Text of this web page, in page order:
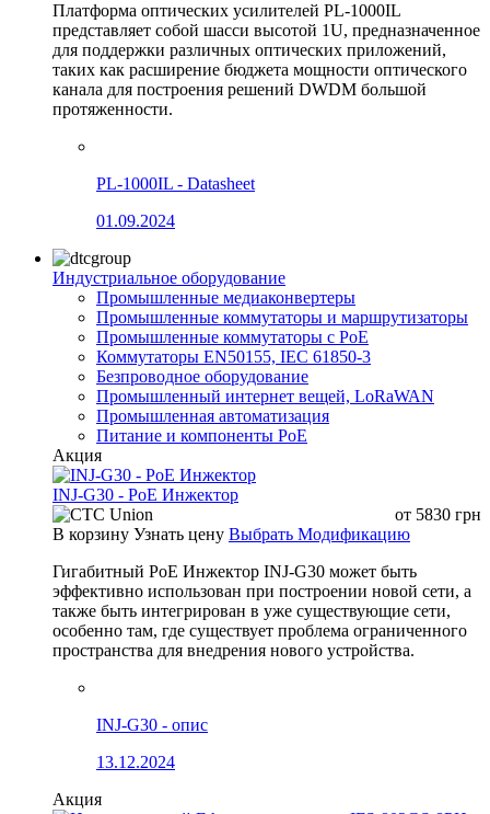
Платформа оптических усилителей PL-1000IL
представляет собой шасси высотой 1U, предназначенное
для поддержки различных оптических приложений,
таких как расширение бюджета мощности оптического
канала для построения решений DWDM большой
протяженности.
PL-1000IL - Datasheet
01.09.2024
Индустриальное оборудование
Промышленные медиаконвертеры
Промышленные коммутаторы и маршрутизаторы
Промышленные коммутаторы с PoE
Коммутаторы EN50155, IEC 61850-3
Безпроводное оборудование
Промышленный интернет вещей, LoRaWAN
Промышленная автоматизация
Питание и компоненты PoE
Акция
INJ-G30 - PoE Инжектор
от 5830 грн
В корзину Узнать цену Выбрать Модификацию
Гигабитный PoE Инжектор INJ-G30 может быть
эффективно использован при построении новой сети, а
также быть интегрирован в уже существующие сети,
особенно там, где существует проблема ограниченного
пространства для внедрения нового устройства.
INJ-G30 - опис
13.12.2024
Акция